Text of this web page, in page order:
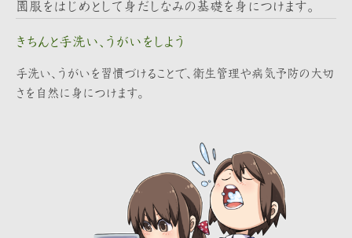
園服をはじめとして身だしなみの基礎を身につけます。
きちんと手洗い、うがいをしよう
手洗い、うがいを習慣づけることで、衛生管理や病気予防の大切
さを自然に身につけます。